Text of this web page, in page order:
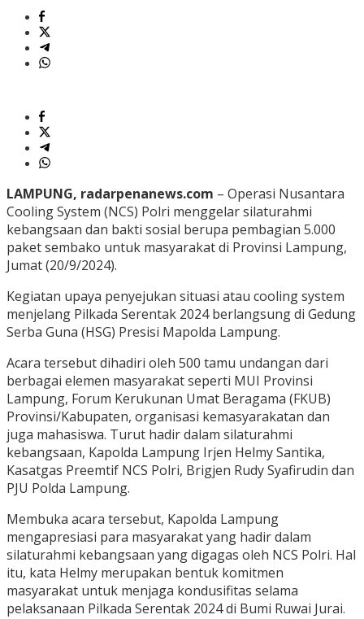
LAMPUNG, radarpenanews.com – Operasi Nusantara
Cooling System (NCS) Polri menggelar silaturahmi
kebangsaan dan bakti sosial berupa pembagian 5.000
paket sembako untuk masyarakat di Provinsi Lampung,
Jumat (20/9/2024).
Kegiatan upaya penyejukan situasi atau cooling system
menjelang Pilkada Serentak 2024 berlangsung di Gedung
Serba Guna (HSG) Presisi Mapolda Lampung.
Acara tersebut dihadiri oleh 500 tamu undangan dari
berbagai elemen masyarakat seperti MUI Provinsi
Lampung, Forum Kerukunan Umat Beragama (FKUB)
Provinsi/Kabupaten, organisasi kemasyarakatan dan
juga mahasiswa. Turut hadir dalam silaturahmi
kebangsaan, Kapolda Lampung Irjen Helmy Santika,
Kasatgas Preemtif NCS Polri, Brigjen Rudy Syafirudin dan
PJU Polda Lampung.
Membuka acara tersebut, Kapolda Lampung
mengapresiasi para masyarakat yang hadir dalam
silaturahmi kebangsaan yang digagas oleh NCS Polri. Hal
itu, kata Helmy merupakan bentuk komitmen
masyarakat untuk menjaga kondusifitas selama
pelaksanaan Pilkada Serentak 2024 di Bumi Ruwai Jurai.